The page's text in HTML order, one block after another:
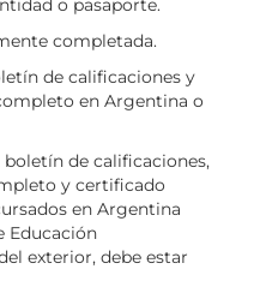
o pasaporte.
completada.
de calificaciones y
en Argentina o
boletín de calificaciones,
y certificado
en Argentina
Educación
exterior, debe estar